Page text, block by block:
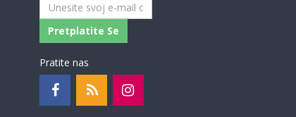
Pretplatite Se
Pratite nas